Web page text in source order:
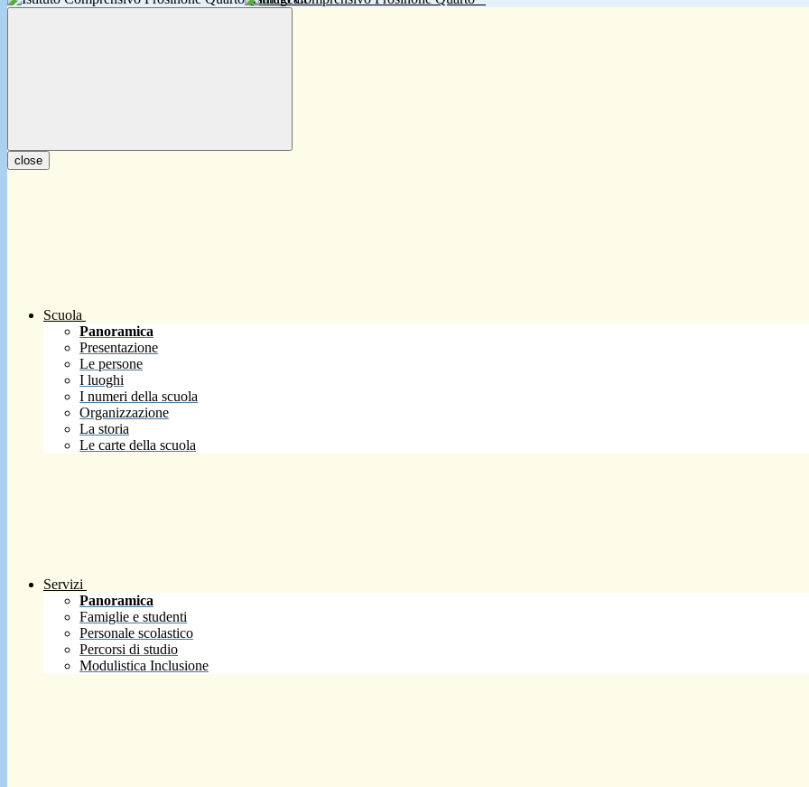
close
Scuola
Panoramica
Presentazione
Le persone
I luoghi
I numeri della scuola
Organizzazione
La storia
Le carte della scuola
Servizi
Panoramica
Famiglie e studenti
Personale scolastico
Percorsi di studio
Modulistica Inclusione